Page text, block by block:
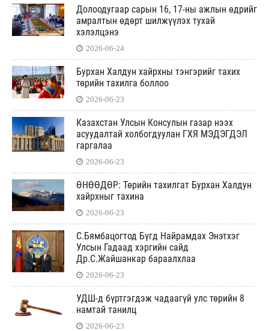
Долоодугаар сарын 16, 17-ны ажлын өдрийг
амралтын өдөрт шилжүүлэх тухай
хэлэлцэнэ
2026-06-24
Бурхан Халдун хайрхны тэнгэрийг тахих
төрийн тахилга боллоо
2026-06-23
Казахстан Улсын Консулын газар нээх
асуудалтай холбогдуулан ГХЯ МЭДЭГДЭЛ
гаргалаа
2026-06-23
ӨНӨӨДӨР: Төрийн тахилгат Бурхан Халдун
хайрхныг тахина
2026-06-23
С.Бямбацогтод Бүгд Найрамдах Энэтхэг
Улсын Гадаад хэргийн сайд
Др.С.Жайшанкар бараалхлаа
2026-06-23
УДШ-д бүртгэгдэж чадаагүй улс төрийн 8
намтай танилц
2026-06-23